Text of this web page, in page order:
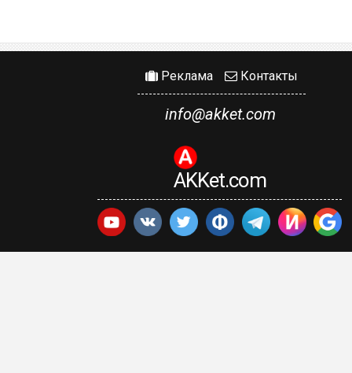
Реклама Контакты
info@akket.com
AKKet.com